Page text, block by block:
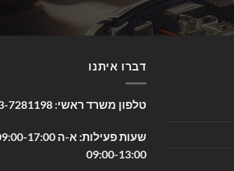
דברו איתנו
טלפון משרד ראשי: 7281198
09:00-13:00